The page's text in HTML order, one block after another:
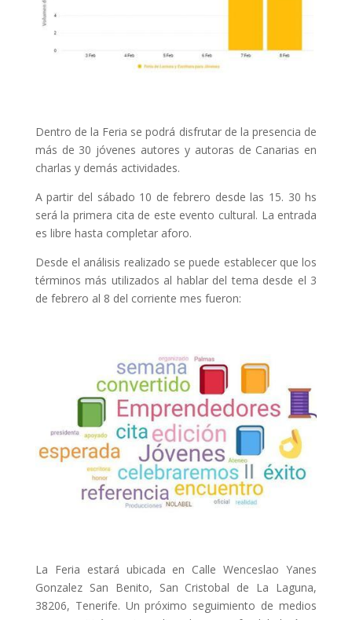
Dentro de la Feria se podrá disfrutar de la presencia de
más de 30 jóvenes autores y autoras de Canarias en
charlas y demás actividades.
A partir del sábado 10 de febrero desde las 15. 30 hs
será la primera cita de este evento cultural. La entrada
es libre hasta completar aforo.
Desde el análisis realizado se puede establecer que los
términos más utilizados al hablar del tema desde el 3
de febrero al 8 del corriente mes fueron:
La Feria estará ubicada en Calle Wenceslao Yanes
Gonzalez San Benito, San Cristobal de La Laguna,
38206, Tenerife. Un próximo seguimiento de medios